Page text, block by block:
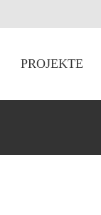
PROJEKTE